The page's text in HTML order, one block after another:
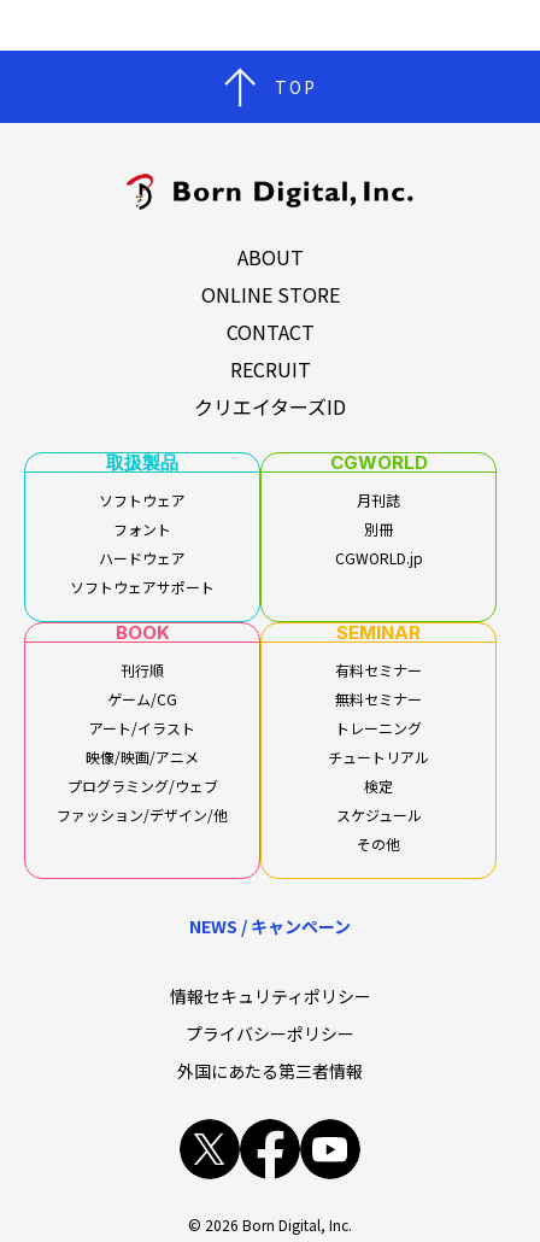
TOP
ABOUT
ONLINE STORE
CONTACT
RECRUIT
クリエイターズID
取扱製品
ソフトウェア
フォント
ハードウェア
ソフトウェアサポート
CGWORLD
月刊誌
別冊
CGWORLD.jp
BOOK
刊行順
ゲーム/CG
アート/イラスト
映像/映画/アニメ
プログラミング/ウェブ
ファッション/デザイン/他
SEMINAR
有料セミナー
無料セミナー
トレーニング
チュートリアル
検定
スケジュール
その他
NEWS / キャンペーン
情報セキュリティポリシー
プライバシーポリシー
外国にあたる第三者情報
x facebook
© 2026 Born Digital, Inc.